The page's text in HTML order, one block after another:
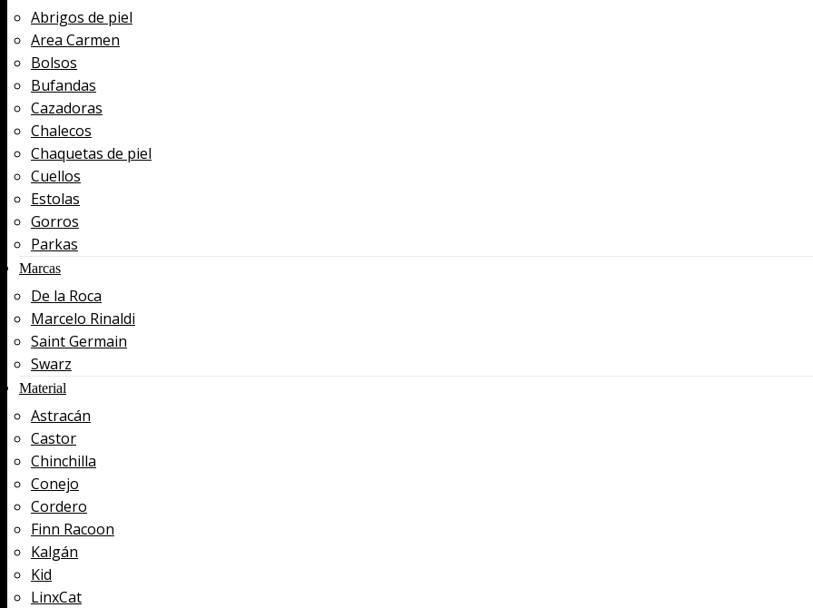
Abrigos de piel
Area Carmen
Bolsos
Bufandas
Cazadoras
Chalecos
Chaquetas de piel
Cuellos
Estolas
Gorros
Parkas
Marcas
De la Roca
Marcelo Rinaldi
Saint Germain
Swarz
Material
Astracán
Castor
Chinchilla
Conejo
Cordero
Finn Racoon
Kalgán
Kid
LinxCat